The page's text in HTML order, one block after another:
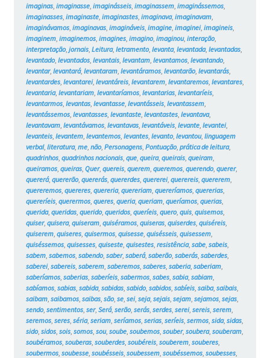
imaginas, imaginasse, imaginásseis, imaginassem, imaginássemos,
imaginasses, imaginaste, imaginastes, imaginava, imaginavam,
imaginávamos, imaginavas, imagináveis, imagine, imaginei, imagineis,
imaginem, imaginemos, imagines, imagino, imaginou, interação,
interpretação, jornais, Leitura, letramento, levanta, levantada, levantadas,
levantado, levantados, levantais, levantam, levantamos, levantando,
levantar, levantará, levantaram, levantáramos, levantarão, levantarás,
levantardes, levantarei, levantáreis, levantarem, levantaremos, levantares,
levantaria, levantariam, levantaríamos, levantarias, levantaríeis,
levantarmos, levantas, levantasse, levantásseis, levantassem,
levantássemos, levantasses, levantaste, levantastes, levantava,
levantavam, levantávamos, levantavas, levantáveis, levante, levantei,
levanteis, levantem, levantemos, levantes, levanto, levantou, linguagem
verbal, literatura, me, não, Personagens, Pontuação, prática de leitura,
quadrinhos, quadrinhos nacionais, que, queira, queirais, queiram,
queiramos, queiras, Quer, quereis, querem, queremos, querendo, querer,
quererá, quererão, quererás, quererdes, quererei, querereis, quererem,
quereremos, quereres, quereria, quereriam, quereríamos, quererias,
quereríeis, querermos, queres, queria, queriam, queríamos, querias,
querida, queridas, querido, queridos, queríeis, quero, quis, quisemos,
quiser, quisera, quiseram, quiséramos, quiseras, quiserdes, quiséreis,
quiserem, quiseres, quisermos, quisesse, quisésseis, quisessem,
quiséssemos, quisesses, quiseste, quisestes, resistência, sabe, sabeis,
sabem, sabemos, sabendo, saber, saberá, saberão, saberás, saberdes,
saberei, sabereis, saberem, saberemos, saberes, saberia, saberiam,
saberíamos, saberias, saberíeis, sabermos, sabes, sabia, sabiam,
sabíamos, sabias, sabida, sabidas, sabido, sabidos, sabíeis, saiba, saibais,
saibam, saibamos, saibas, são, se, sei, seja, sejais, sejam, sejamos, sejas,
sendo, sentimentos, ser, Será, serão, serás, serdes, serei, sereis, serem,
seremos, seres, séria, seriam, seríamos, serias, seríeis, sermos, sida, sidas,
sido, sidos, sois, somos, sou, soube, soubemos, souber, soubera, souberam,
soubéramos, souberas, souberdes, soubéreis, souberem, souberes,
soubermos, soubesse, soubésseis, soubessem, soubéssemos, soubesses,